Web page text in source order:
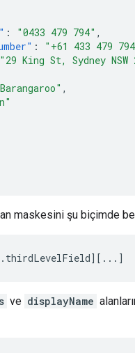
: "0433 479 794" ,
: "+61 433 479
"29 King St, Sydney
,
maskesini şu biçimde
ve displayName